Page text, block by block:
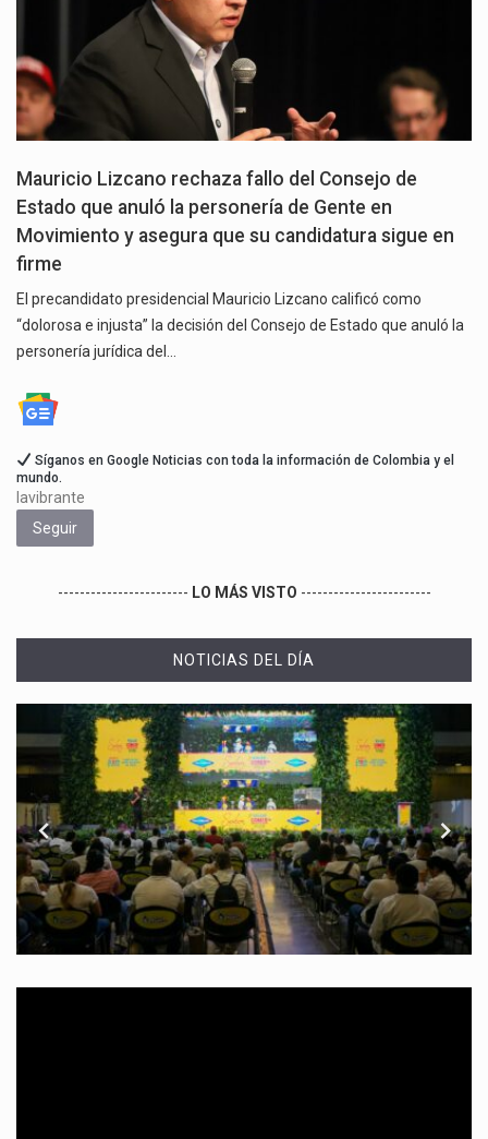
Mauricio Lizcano rechaza fallo del Consejo de
Estado que anuló la personería de Gente en
Movimiento y asegura que su candidatura sigue en
firme
El precandidato presidencial Mauricio Lizcano calificó como
“dolorosa e injusta” la decisión del Consejo de Estado que anuló la
personería jurídica del…
Síganos en Google Noticias con toda la información de Colombia y el
mundo.
lavibrante
Seguir
------------------------ LO MÁS VISTO ------------------------
NOTICIAS DEL DÍA